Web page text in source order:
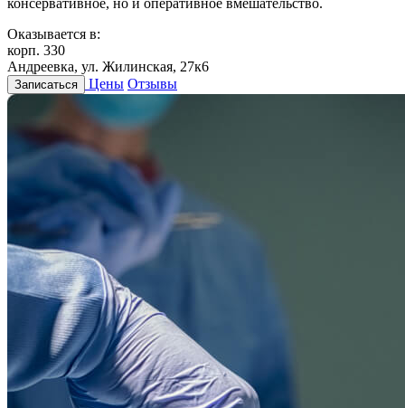
Оказывается в:
корп. 330
Андреевка, ул. Жилинская, 27к6
Записаться Цены Отзывы